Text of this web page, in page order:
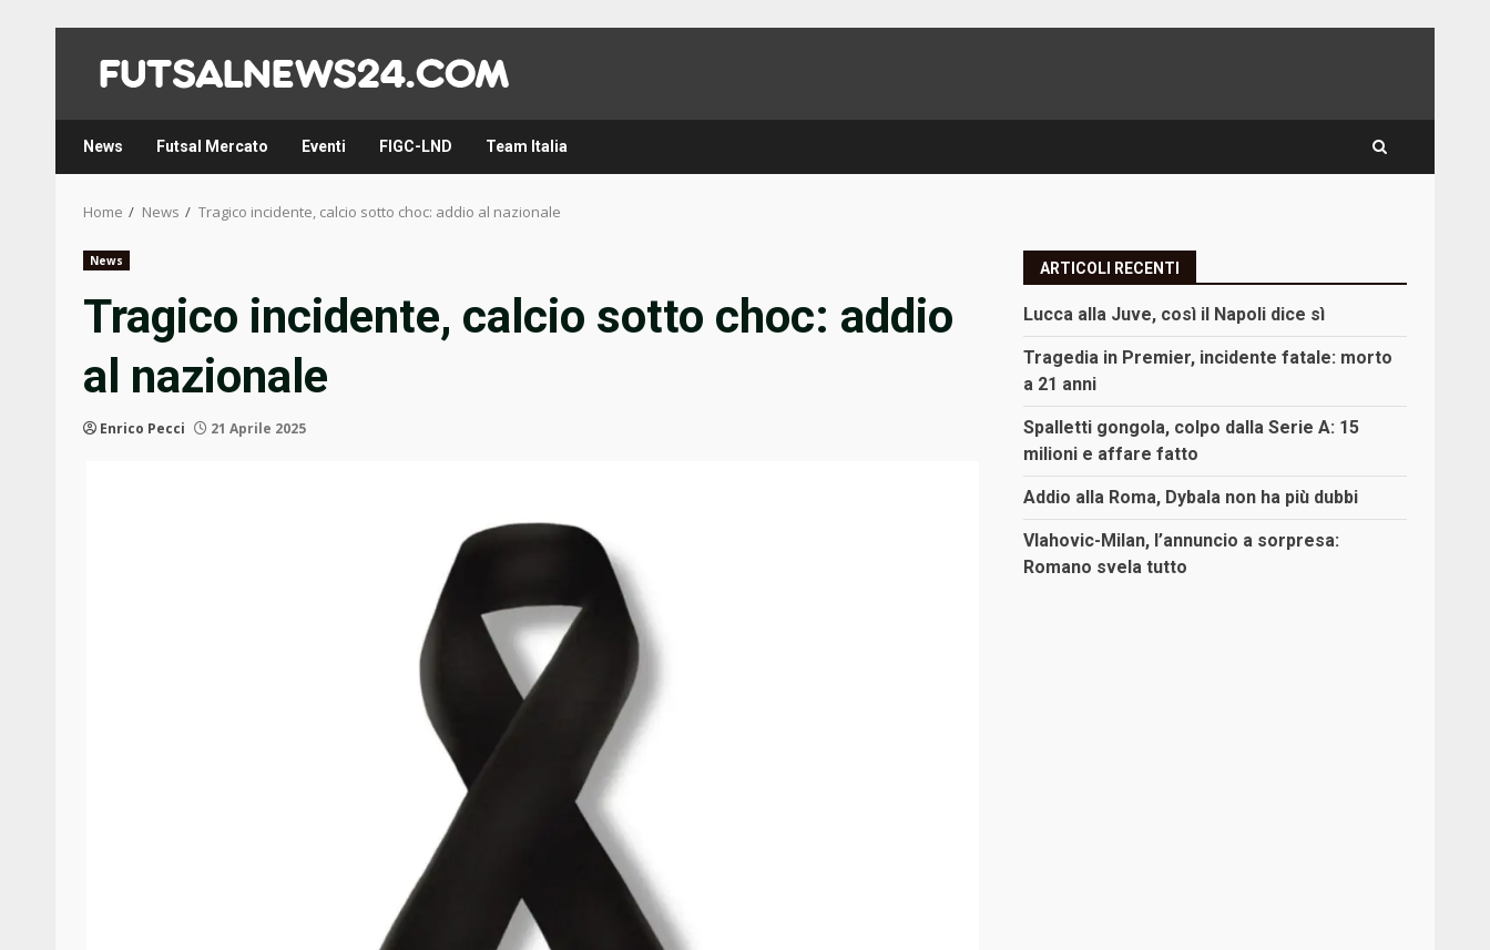
content
News Futsal Mercato Eventi FIGC-LND Team Italia
Home News Tragico incidente, calcio sotto choc: addio al nazionale
News
Tragico incidente, calcio sotto choc: addio
al nazionale
Enrico Pecci 21 Aprile 2025
ARTICOLI RECENTI
Lucca alla Juve, così il Napoli dice sì
Tragedia in Premier, incidente fatale: morto
a 21 anni
Spalletti gongola, colpo dalla Serie A: 15
milioni e affare fatto
Addio alla Roma, Dybala non ha più dubbi
Vlahovic-Milan, l’annuncio a sorpresa:
Romano svela tutto